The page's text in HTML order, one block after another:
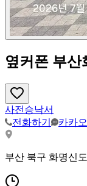
옆커폰 부산
사전승낙서
전화하기
카카
부산 북구 화명신